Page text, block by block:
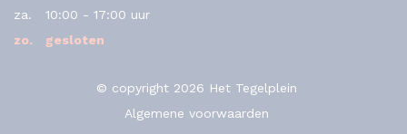
za.
10:00 - 17:00 uur
zo.
gesloten
© copyright 2026 Het Tegelplein
Algemene voorwaarden